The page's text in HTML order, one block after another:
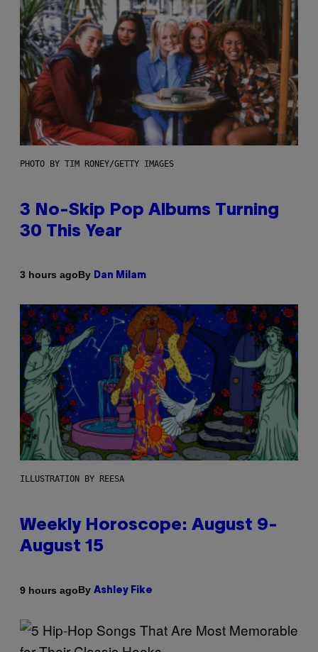
PHOTO BY TIM RONEY/GETTY IMAGES
3 No-Skip Pop Albums Turning
30 This Year
3 hours agoBy Dan Milam
ILLUSTRATION BY REESA
Weekly Horoscope: August 9-
August 15
9 hours agoBy Ashley Fike